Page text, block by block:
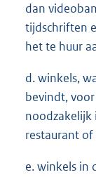
dan
tijdschriften
het te huur
d. winkels,
bevindt,
noodzakelijk
restaurant
e. winkels in